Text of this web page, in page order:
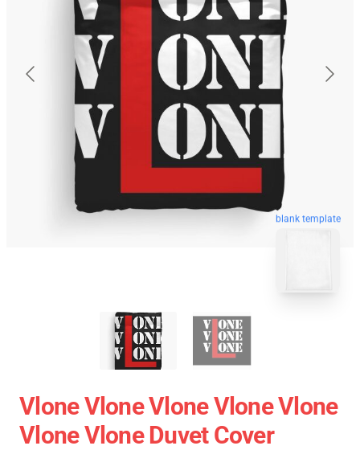
blank template
Vlone Vlone Vlone Vlone Vlone
Vlone Vlone Duvet Cover